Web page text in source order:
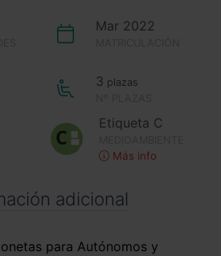
Mar 2022
3 plazas
Etiqueta C
Más info
adicional
para Autónomos y